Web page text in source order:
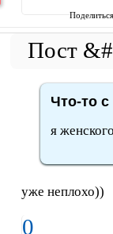
Что-то
я
уже неплохо))
0